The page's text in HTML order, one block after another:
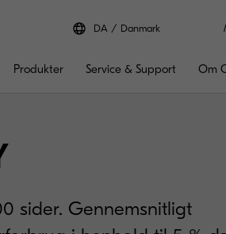
DA Danmark
Produkter Service & Support Om
sider. Gennemsnitligt